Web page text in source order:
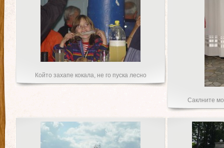
Който захапе кокала, не го пуска лесно
Саклните